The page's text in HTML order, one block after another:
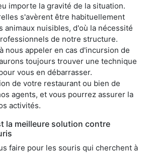
importe la gravité de la situation.
s'avèrent être habituellement
animaux nuisibles, d'où la nécessité
de notre structure.
nous appeler en cas d'incursion de
toujours trouver une technique
vous en débarrasser.
de votre restaurant ou bien de
agents, et vous pourrez assurer la
activités.
la meilleure solution contre
faire pour les souris qui cherchent à